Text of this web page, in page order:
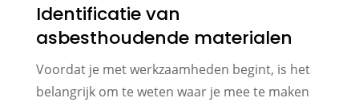
Identificatie van
asbesthoudende materialen
Voordat je met werkzaamheden begint, is het
belangrijk om te weten waar je mee te maken